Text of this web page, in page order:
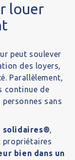
louer
peut soulever
des loyers,
Parallèlement,
continue de
personnes sans
solidaires®,
propriétaires
bien dans un